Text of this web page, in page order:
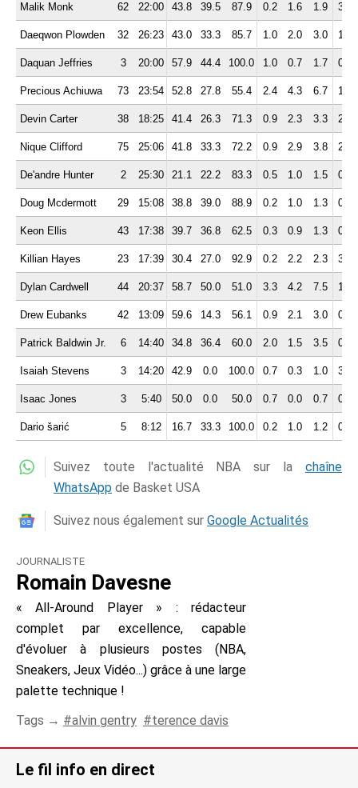
Malik Monk 62 22:00 43.8 39.5 87.9 0.2 1.6 1.9 3.0
Daeqwon Plowden 32 26:23 43.0 33.3 85.7 1.0 2.0 3.0 1.3
Daquan Jeffries 3 20:00 57.9 44.4 100.0 1.0 0.7 1.7 0.3
Precious Achiuwa 73 23:54 52.8 27.8 55.4 2.4 4.3 6.7 1.4
Devin Carter 38 18:25 41.4 26.3 71.3 0.9 2.3 3.3 2.7
Nique Clifford 75 25:06 41.8 33.3 72.2 0.9 2.9 3.8 2.4
De'andre Hunter 2 25:30 21.1 22.2 83.3 0.5 1.0 1.5 0.5
Doug Mcdermott 29 15:08 38.8 39.0 88.9 0.2 1.0 1.3 0.8
Keon Ellis 43 17:38 39.7 36.8 62.5 0.3 0.9 1.3 0.6
Killian Hayes 23 17:39 30.4 27.0 92.9 0.2 2.2 2.3 3.5
Dylan Cardwell 44 20:37 58.7 50.0 51.0 3.3 4.2 7.5 1.4
Drew Eubanks 42 13:09 59.6 14.3 56.1 0.9 2.1 3.0 0.5
Patrick Baldwin Jr. 6 14:40 34.8 36.4 60.0 2.0 1.5 3.5 0.8
Isaiah Stevens 3 14:20 42.9 0.0 100.0 0.7 0.3 1.0 3.3
Isaac Jones 3 5:40 50.0 0.0 50.0 0.7 0.0 0.7 0.3
Dario šarić 5 8:12 16.7 33.3 100.0 0.2 1.0 1.2 0.4
Suivez toute l'actualité NBA sur la chaîne
WhatsApp de Basket USA
Suivez nous également sur Google Actualités
JOURNALISTE
Romain Davesne
« All-Around Player » : rédacteur
complet par excellence, capable
d'évoluer à plusieurs postes (NBA,
Sneakers, Jeux Vidéo...) grâce à une large
palette technique !
Tags →
alvin gentry terence davis
Le fil info en direct